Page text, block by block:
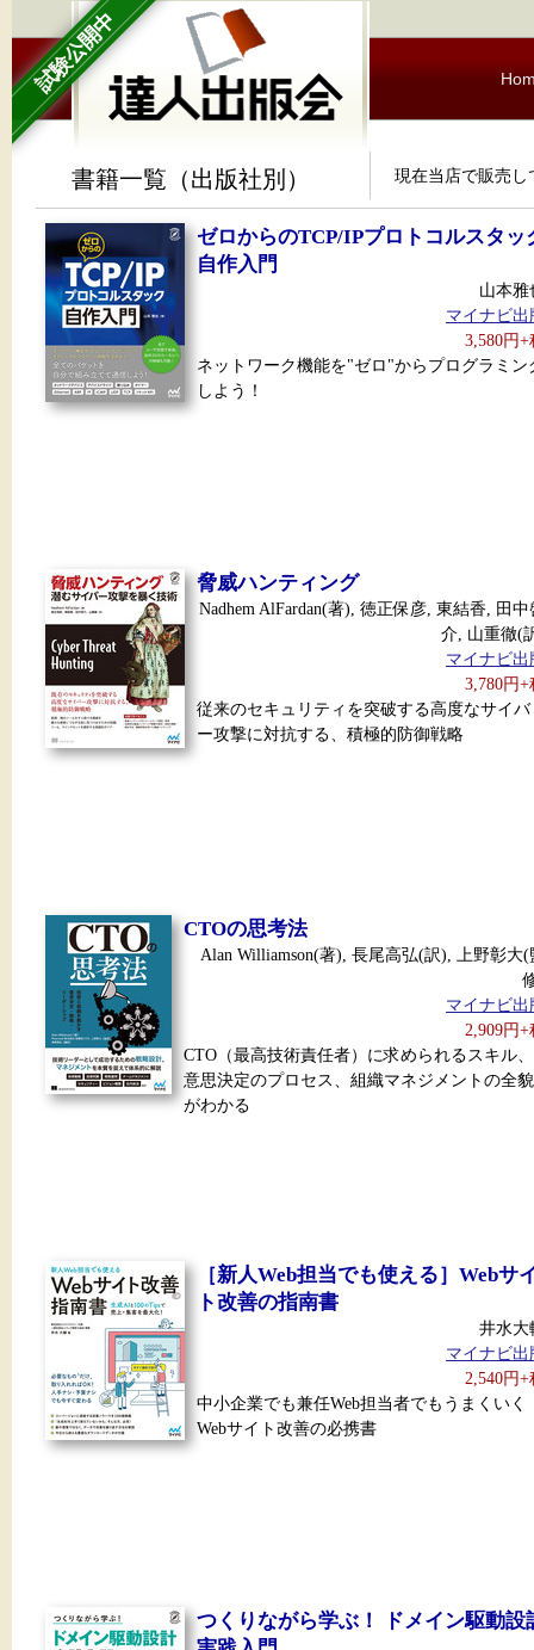
試験公開中
書籍一覧（出版社別） 現在当店で販売し
ゼロからのTCP/IPプロトコルスタッ
自作入門
山本雅
マイナビ出
3,580円+
ネットワーク機能を"ゼロ"からプログラミン
しよう！
脅威ハンティング
Nadhem AlFardan(著), 徳正保彦, 東結香, 田中
介, 山重徹(
マイナビ出
3,780円+
従来のセキュリティを突破する高度なサイバ
ー攻撃に対抗する、積極的防御戦略
CTOの思考法
Alan Williamson(著), 長尾高弘(訳), 上野彰大(
マイナビ出
2,909円+
CTO（最高技術責任者）に求められるスキル、
意思決定のプロセス、組織マネジメントの全貌
がわかる
［新人Web担当でも使える］Webサ
ト改善の指南書
井水大
マイナビ出
2,540円+
中小企業でも兼任Web担当者でもうまくいく
Webサイト改善の必携書
つくりながら学ぶ！ ドメイン駆動設